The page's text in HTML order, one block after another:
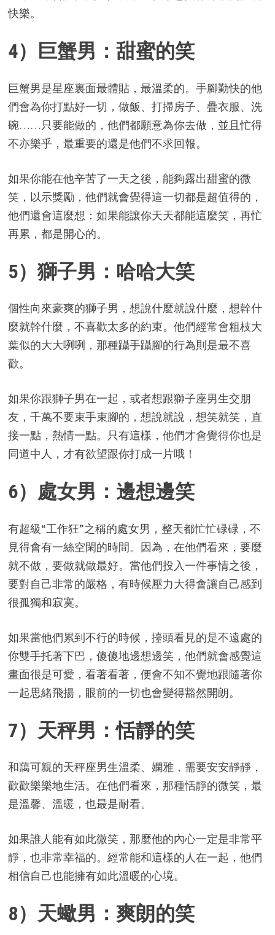
快樂。
4）巨蟹男：甜蜜的笑
巨蟹男是星座裏面最體貼，最溫柔的。手腳勤快的他
們會為你打點好一切，做飯、打掃房子、疊衣服、洗
碗……只要能做的，他們都願意為你去做，並且忙得
不亦樂乎，最重要的還是他們不求回報。
如果你能在他辛苦了一天之後，能夠露出甜蜜的微
笑，以示獎勵，他們就會覺得這一切都是超值得的，
他們還會這麼想：如果能讓你天天都能這麼笑，再忙
再累，都是開心的。
5）獅子男：哈哈大笑
個性向來豪爽的獅子男，想說什麼就說什麼，想幹什
麼就幹什麼，不喜歡太多的約束。他們經常會粗枝大
葉似的大大咧咧，那種躡手躡腳的行為則是最不喜
歡。
如果你跟獅子男在一起，或者想跟獅子座男生交朋
友，千萬不要束手束腳的，想說就說，想笑就笑，直
接一點，熱情一點。只有這樣，他們才會覺得你也是
同道中人，才有欲望跟你打成一片哦！
6）處女男：邊想邊笑
有超級“工作狂”之稱的處女男，整天都忙忙碌碌，不
見得會有一絲空閑的時間。因為，在他們看來，要麼
就不做，要做就做最好。當他們投入一件事情之後，
要對自己非常的嚴格，有時候壓力大得會讓自己感到
很孤獨和寂寞。
如果當他們累到不行的時候，擡頭看見的是不遠處的
你雙手托著下巴，傻傻地邊想邊笑，他們就會感覺這
畫面很是可愛，看著看著，便會不知不覺地跟隨著你
一起思緒飛揚，眼前的一切也會變得豁然開朗。
7）天秤男：恬靜的笑
和藹可親的天秤座男生溫柔、嫻雅，需要安安靜靜，
歡歡樂樂地生活。在他們看來，那種恬靜的微笑，最
是溫馨、溫暖，也最是耐看。
如果誰人能有如此微笑，那麼他的內心一定是非常平
靜，也非常幸福的。經常能和這樣的人在一起，他們
相信自己也能擁有如此溫暖的心境。
8）天蠍男：爽朗的笑